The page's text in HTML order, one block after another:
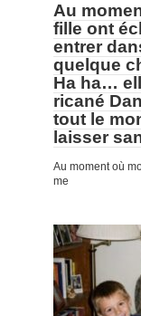
Au
fille ont
entrer
quelque
Ha ha…
ricané
tout le
laisser
Au moment où
me